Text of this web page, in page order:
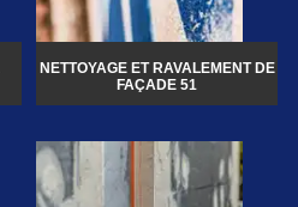
NETTOYAGE ET RAVALEMENT DE
FAÇADE 51